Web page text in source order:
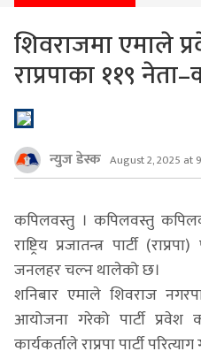
शिवराजमा एमाले
राप्रपाका ११९
न्युज डेस्क August 2, 2025 at
कपिलवस्तु । कपिलवस्तु
राष्ट्रिय प्रजातन्त्र पार्टी
जनलहर चल्न थालेको छ।
शनिबार एमाले शिवराज
आयोजना गरेको पार्टी प्रवेश
कार्यकर्ताले राप्रपा पार्टी